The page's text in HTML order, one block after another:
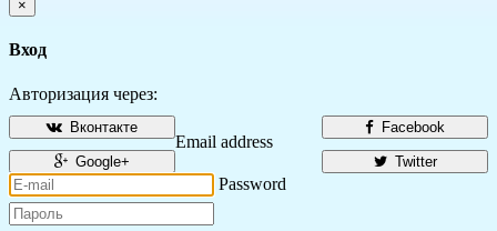
×
Вход
Авторизация через:
Facebook
Вконтакте
Twitter
Google+
Email address
Password